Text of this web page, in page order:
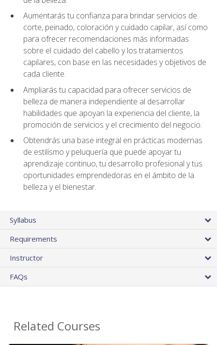
Aumentarás tu confianza para brindar servicios de
corte, peinado, coloración y cuidado capilar, así como
para ofrecer recomendaciones más informadas
sobre el cuidado del cabello y los tratamientos
capilares, con base en las necesidades y objetivos de
cada cliente.
Ampliarás tu capacidad para ofrecer servicios de
belleza de manera independiente al desarrollar
habilidades que apoyan la experiencia del cliente, la
promoción de servicios y el crecimiento del negocio.
Obtendrás una base integral en prácticas modernas
de estilismo y peluquería que puede apoyar tu
aprendizaje continuo, tu desarrollo profesional y tus
oportunidades emprendedoras en el ámbito de la
belleza y el bienestar.
Syllabus
Requirements
Instructor
FAQs
Related Courses